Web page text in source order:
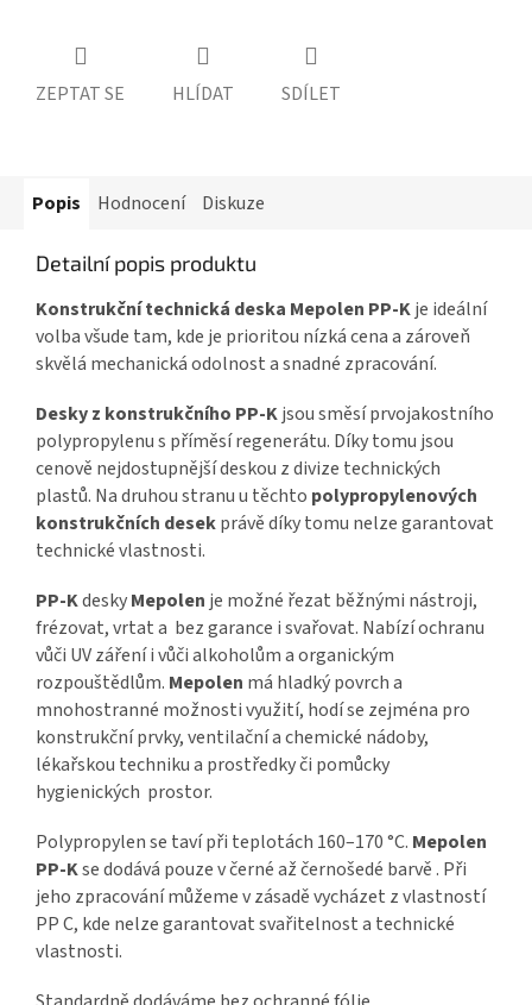
ZEPTAT SE HLÍDAT SDÍLET
Popis Hodnocení Diskuze
Detailní popis produktu
Konstrukční technická deska Mepolen PP-Kje ideální
volba všude tam, kde je prioritou nízká cena a zároveň
skvělá mechanická odolnost a snadné zpracování.
Desky z konstrukčního PP-Kjsou směsí prvojakostního
polypropylenu s příměsí regenerátu. Díky tomu jsou
cenově nejdostupnější deskou z divize technických
plastů. Na druhou stranu u těchto polypropylenových
konstrukčních desekprávě díky tomu nelze garantovat
technické vlastnosti.
PP-KdeskyMepolen je možné řezat běžnými nástroji,
frézovat, vrtat a bez garance i svařovat. Nabízí ochranu
vůči UV záření i vůči alkoholům a organickým
rozpouštědlům. Mepolen má hladký povrch a
mnohostranné možnosti využití, hodí se zejména pro
konstrukční prvky, ventilační a chemické nádoby,
lékařskou techniku a prostředky či pomůcky
hygienických prostor.
Polypropylen se taví při teplotách 160–170 °C. Mepolen
PP-Kse dodává pouze v černé až černošedé barvě . Při
jeho zpracování můžeme v zásadě vycházet z vlastností
PP C, kde nelze garantovat svařitelnost a technické
vlastnosti.